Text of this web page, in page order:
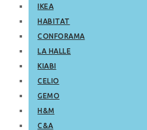
IKEA
HABITAT
CONFORAMA
LA HALLE
KIABI
CELIO
GEMO
H&M
C&A